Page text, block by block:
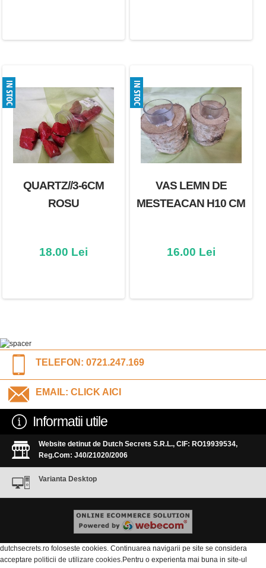
QUARTZ//3-6CM
ROSU
18.00 Lei
VAS LEMN DE
MESTEACAN H10 CM
16.00 Lei
TELEFON: 0721.247.169
EMAIL: CLICK AICI
Informatii utile
Website detinut de Dutch Secrets S.R.L., CIF: RO19939534,
Reg.Com: J40/21020/2006
Varianta Desktop
dutchsecrets.ro foloseste cookies. Continuarea navigarii pe site se considera
acceptare politicii de utilizare cookies.Pentru o experienta mai buna in site-ul